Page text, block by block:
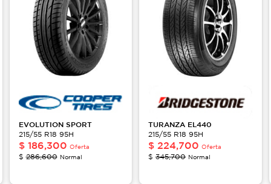
EVOLUTION SPORT
215/55 R18 95H
$ 186,300 Oferta
$286,600 Normal
TURANZA EL440
215/55 R18 95H
$ 224,700 Oferta
$ 345,700 Normal